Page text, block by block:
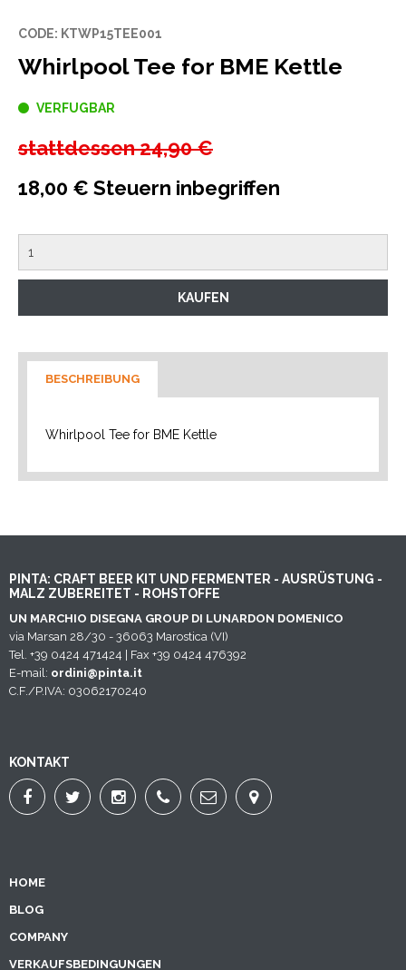
CODE: KTWP15TEE001
Whirlpool Tee for BME Kettle
VERFUGBAR
stattdessen24,90 €
18,00 € Steuern inbegriffen
BESCHREIBUNG
Whirlpool Tee for BME Kettle
PINTA: CRAFT BEER KIT UND FERMENTER - AUSRÜSTUNG -
MALZ ZUBEREITET - ROHSTOFFE
UN MARCHIO DISEGNA GROUP DI LUNARDON DOMENICO
via Marsan 28/30 - 36063 Marostica (VI)
Tel. +39 0424 471424 | Fax +39 0424 476392
E-mail: ordini@pinta.it
C.F./P.IVA: 03062170240
KONTAKT
HOME
BLOG
COMPANY
VERKAUFSBEDINGUNGEN